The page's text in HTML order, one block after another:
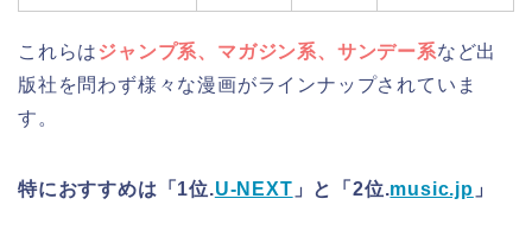
これらは ジャンプ系、マガジン系、サンデー系など出
版社を問わず様々な漫画がラインナップされていま
す。
特におすすめは「1位.U-NEXT 」と「2位.music.jp 」